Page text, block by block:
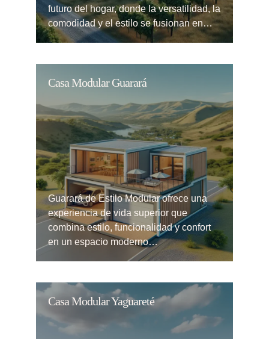
futuro del hogar, donde la versatilidad, la
comodidad y el estilo se fusionan en…
Casa Modular Guarará
Guarará de Estilo Modular ofrece una
experiencia de vida superior que
combina estilo, funcionalidad y confort
en un espacio moderno…
Casa Modular Yaguareté